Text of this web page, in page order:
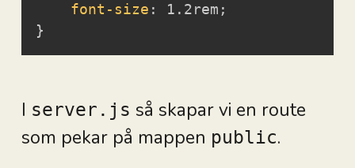
font-size : 1.2rem ;
}
I server.js så skapar vi en route
som pekar på mappen public.